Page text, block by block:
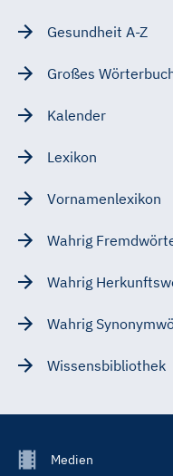
Gesundheit A-Z
Großes
Kalender
Lexikon
Vornamenlexikon
Wahrig
Wahrig
Wahrig
Wissensbibliothek
FooterMedien